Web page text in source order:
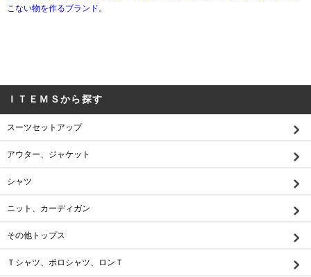
こない物を作るブランド。
ＩＴＥＭＳから探す
スーツセットアップ
アウター、ジャケット
シャツ
ニット、カーディガン
その他トップス
Ｔシャツ、ポロシャツ、ロンＴ